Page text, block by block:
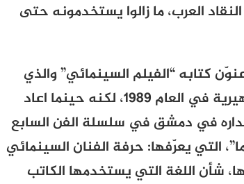
العرب، ما زالوا يستخدمونه حتى
كتابه “الفيلم السينمائي” والذي
سبق وصدر في طبعته الاولى عن الثقافة الجماهيرية في العام 1989، لكنه حينما اعاد
الاسرة في العام 1996 واعاد إصداره في دمشق في سلسلة الفن السابع
السينما”، التي يعرّفها: حرفة الفنان السينمائي
شأن اللغة التي يستخدمها الكاتب